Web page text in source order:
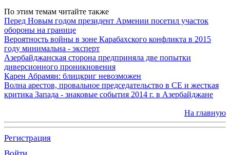
По этим темам читайте также
Перед Новым годом президент Армении посетил участок
обороны на границе
Вероятность войны в зоне Карабахского конфликта в 2015
году минимальна - эксперт
Азербайджанская сторона предприняла две попытки
диверсионного проникновения
Карен Абрамян: блицкриг невозможен
Волна арестов, провальное председательство в СЕ и жесткая
критика Запада - знаковые события 2014 г. в Азербайджане
На главную
Регистрация